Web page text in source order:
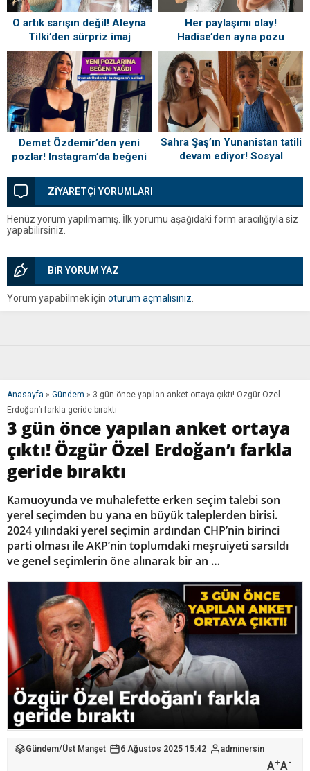
O artık sarışın değil! Aleyna
Tilki’den sürpriz imaj
değişikliği: İşte yeni hali
Her paylaşımı olay!
Hadise’den ayna pozu
Demet Özdemir’den yeni
pozlar! Instagram’da beğeni
Sahra Şaş’ın Yunanistan tatili
devam ediyor! Sosyal
ZİYARETÇİ YORUMLARI
Henüz yorum yapılmamış. İlk yorumu aşağıdaki form aracılığıyla siz
yapabilirsiniz.
BİR YORUM YAZ
Yorum yapabilmek için oturum açmalısınız
Anasayfa » Gündem » 3 gün önce yapılan anket ortaya çıktı! Özgür Özel
Erdoğan’ı farkla geride bıraktı
3 gün önce yapılan anket ortaya
çıktı! Özgür Özel Erdoğan’ı farkla
geride bıraktı
Kamuoyunda ve muhalefette erken seçim talebi son
yerel seçimden bu yana en büyük taleplerden birisi.
2024 yılındaki yerel seçimin ardından CHP’nin birinci
parti olması ile AKP’nin toplumdaki meşruiyeti sarsıldı
ve genel seçimlerin öne alınarak bir an …
Gündem/Üst Manşet 6 Ağustos 2025 15:42 adminersin
A+A-